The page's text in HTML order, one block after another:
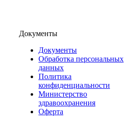
Документы
Документы
Обработка персональных
данных
Политика
конфиденциальности
Министерство
здравоохранения
Оферта